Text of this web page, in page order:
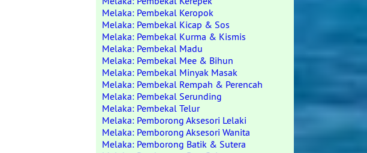
Melaka: Pembekal Keropok
Melaka: Pembekal Kicap & Sos
Melaka: Pembekal Kurma & Kismis
Melaka: Pembekal Madu
Melaka: Pembekal Mee & Bihun
Melaka: Pembekal Minyak Masak
Melaka: Pembekal Rempah & Perencah
Melaka: Pembekal Serunding
Melaka: Pembekal Telur
Melaka: Pemborong Aksesori Lelaki
Melaka: Pemborong Aksesori Wanita
Melaka: Pemborong Batik & Sutera